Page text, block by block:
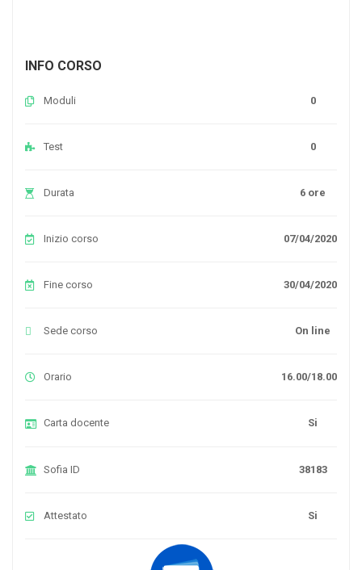
INFO CORSO
Moduli 0
Test 0
Durata 6 ore
Inizio corso 07/04/2020
Fine corso 30/04/2020
Sede corso On line
Orario 16.00/18.00
Carta docente Si
Sofia ID 38183
Attestato Si